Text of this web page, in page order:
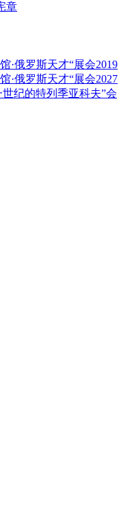
章
·俄罗斯天才“展会2019
·俄罗斯天才“展会2027
纪的特列季亚科夫”会